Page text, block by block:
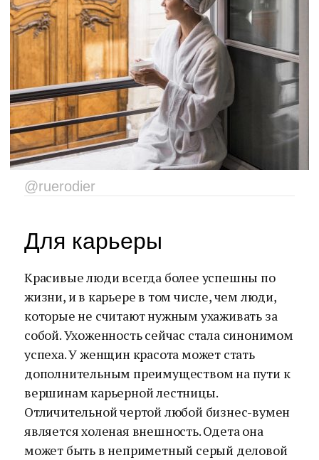
@ruerodier
Для карьеры
Красивые люди всегда более успешны по
жизни, и в карьере в том числе, чем люди,
которые не считают нужным ухаживать за
собой. Ухоженность сейчас стала синонимом
успеха. У женщин красота может стать
дополнительным преимуществом на пути к
вершинам карьерной лестницы.
Отличительной чертой любой бизнес-вумен
является холеная внешность. Одета она
может быть в неприметный серый деловой